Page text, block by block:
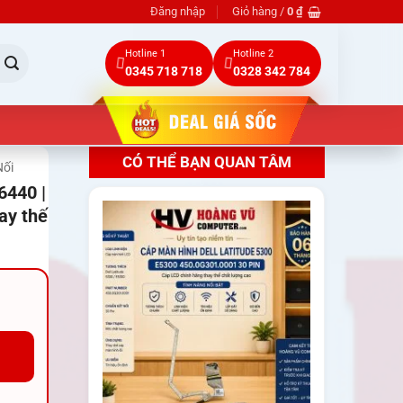
Đăng nhập Giỏ hàng / 0 ₫
Hotline 1
0345 718 718
Hotline 2
0328 342 784
CÓ THỂ BẠN QUAN TÂM
|
thế